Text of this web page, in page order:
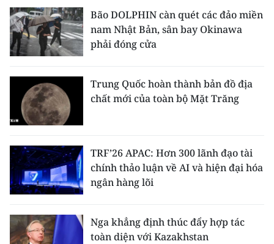
Bão DOLPHIN càn quét các đảo miền
nam Nhật Bản, sân bay Okinawa
phải đóng cửa
Trung Quốc hoàn thành bản đồ địa
chất mới của toàn bộ Mặt Trăng
TRF’26 APAC: Hơn 300 lãnh đạo tài
chính thảo luận về AI và hiện đại hóa
ngân hàng lõi
Nga khẳng định thúc đẩy hợp tác
toàn diện với Kazakhstan